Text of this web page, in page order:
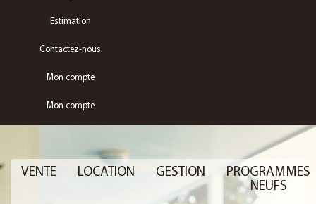
Estimation
Contactez-nous
Mon compte
Mon compte
VENTE LOCATION GESTION
PROGRAMMES
NEUFS